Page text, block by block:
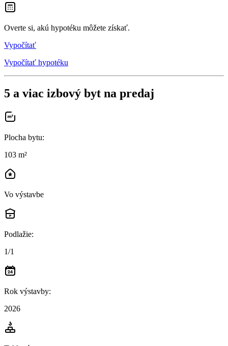
Overte si, akú hypotéku môžete získať.
Vypočítať
Vypočítať hypotéku
5 a viac izbový byt na predaj
Plocha bytu:
103 m²
Vo výstavbe
Podlažie:
1/1
Rok výstavby:
2026